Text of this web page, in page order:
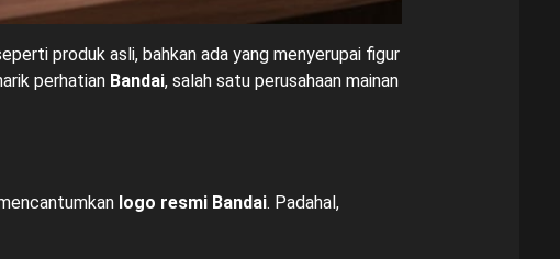
produk asli, bahkan ada yang menyerupai figur
perhatian Bandai, salah satu perusahaan mainan
logo resmi Bandai. Padahal,